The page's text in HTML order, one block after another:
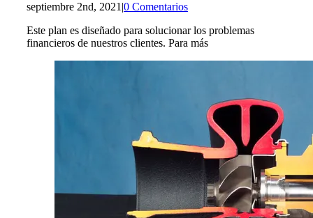
septiembre 2nd, 2021 |0 Comentarios
Este plan es diseñado para solucionar los problemas
financieros de nuestros clientes. Para más